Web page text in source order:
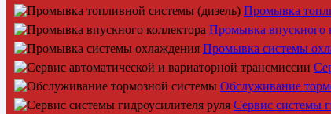
Промывка
Промывка впускного
Промывка системы
Обслуживание
Сервис системы